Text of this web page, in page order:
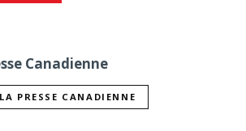
Canadienne
PRESSE CANADIENNE